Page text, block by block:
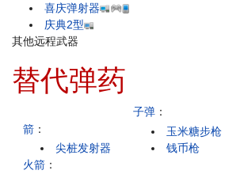
喜庆弹射器
庆典2型
其他远程武器
替代弹药
箭 ：
尖桩发射器
子弹 ：
玉米糖步枪
钱币枪
火箭 ：